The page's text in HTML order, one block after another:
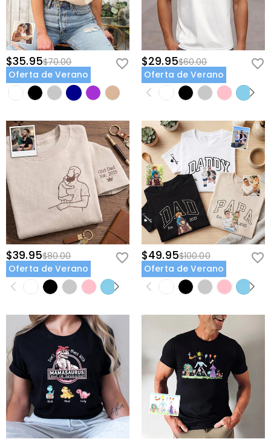
$35.95$70.00
Oferta de Verano
$29.95$60.00
Oferta de Verano
$39.95$80.00
Oferta de Verano
$49.95$100.00
Oferta de Verano